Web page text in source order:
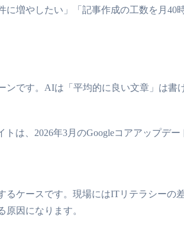
増やしたい」「記事作成の工数を月
です。AIは「平均的に良い文章」は
は、2026年3月のGoogleコアアップデー
ケースです。現場にはITリテラシー
因になります。